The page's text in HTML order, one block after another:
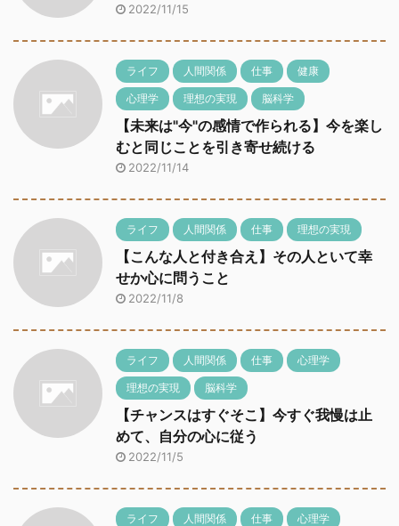
2022/11/15
ライフ 人間関係 仕事 健康
心理学 理想の実現 脳科学
【未来は"今"の感情で作られる】今を楽し
むと同じことを引き寄せ続ける
2022/11/14
ライフ 人間関係 仕事 理想の実現
【こんな人と付き合え】その人といて幸
せか心に問うこと
2022/11/8
ライフ 人間関係 仕事 心理学
理想の実現 脳科学
【チャンスはすぐそこ】今すぐ我慢は止
めて、自分の心に従う
2022/11/5
ライフ 人間関係 仕事 心理学